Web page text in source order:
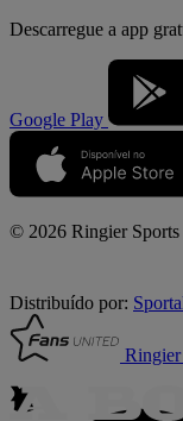
Descarregue a app
Google Play
© 2026 Ringier Sports
Distribuído por: